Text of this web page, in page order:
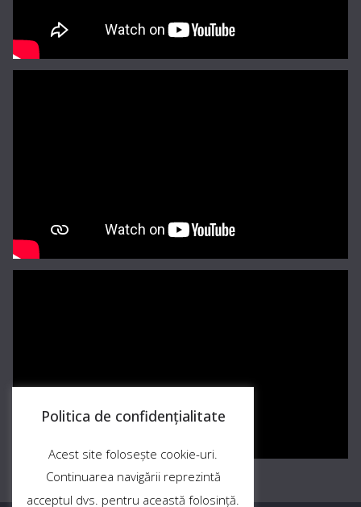
Politica de confidențialitate
Acest site folosește cookie-uri.
Continuarea navigării reprezintă
acceptul dvs. pentru această folosință.